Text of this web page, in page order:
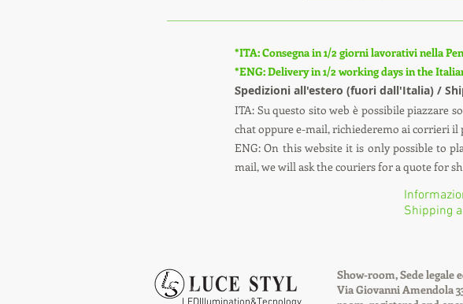
*ITA: Consegna in 1/2 giorni lavorativi nella
*ENG: Delivery in 1/2 working days in the
Spedizioni all'estero (fuori dall'Italia) /
ITA: Su questo sito web è possibile piazzare
chat oppure e-mail, richiederemo ai corrieri il
ENG: On this website it is only possible to
mail, we will ask the couriers for a quote for
Shipping
Show-room, Sede legale
Via Giovanni Amendola